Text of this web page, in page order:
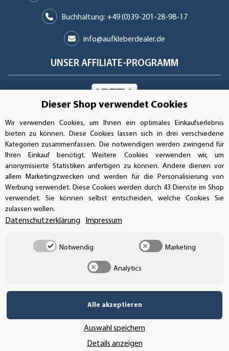
Buchhaltung: +49 (0)39-201-28-98-17
info@aufkleberdealer.de
UNSER AFFILIATE-PROGRAMM
UNSERE ZAHLUNGSARTEN*
SSL-Verschlüsselung
UNSER VERSANDDIENSTLEISTER
Dieser Shop verwendet Cookies
Wir verwenden Cookies, um Ihnen ein optimales Einkaufserlebnis
bieten zu können. Diese Cookies lassen sich in drei verschiedene
Kategorien zusammenfassen. Die notwendigen werden zwingend für
Ihren Einkauf benötigt. Weitere Cookies verwenden wir, um
anonymisierte Statistiken anfertigen zu können. Andere dienen vor
allem Marketingzwecken und werden für die Personalisierung von
Werbung verwendet. Diese Cookies werden durch 43 Dienste im Shop
verwendet. Sie können selbst entscheiden, welche Cookies Sie
zulassen wollen.
Datenschutzerklärung Impressum
Notwendig Marketing
Analytics
Alle akzeptieren
Auswahl speichern
Details anzeigen